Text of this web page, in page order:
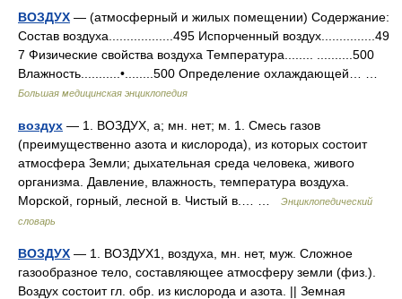
ВОЗДУХ — (атмосферный и жилых помещении) Содержание:
Состав воздуха..................495 Испорченный воздух...............49
7 Физические свойства воздуха Температура........ ..........500
Влажность...........•........500 Определение охлаждающей… …
Большая медицинская энциклопедия
воздух — 1. ВОЗДУХ, а; мн. нет; м. 1. Смесь газов
(преимущественно азота и кислорода), из которых состоит
атмосфера Земли; дыхательная среда человека, живого
организма. Давление, влажность, температура воздуха.
Морской, горный, лесной в. Чистый в.… …
Энциклопедический
словарь
ВОЗДУХ — 1. ВОЗДУХ1, воздуха, мн. нет, муж. Сложное
газообразное тело, составляющее атмосферу земли (физ.).
Воздух состоит гл. обр. из кислорода и азота. || Земная